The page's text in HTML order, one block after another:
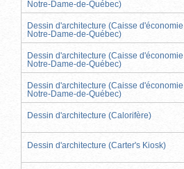
Notre-Dame-de-Québec)
Dessin d'architecture (Caisse d'économie
Notre-Dame-de-Québec)
Dessin d'architecture (Caisse d'économie
Notre-Dame-de-Québec)
Dessin d'architecture (Caisse d'économie
Notre-Dame-de-Québec)
Dessin d'architecture (Calorifère)
Dessin d'architecture (Carter's Kiosk)